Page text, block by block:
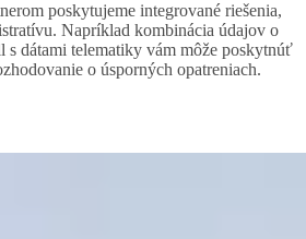
poskytujeme integrované riešenia,
Napríklad kombinácia údajov o
s dátami telematiky vám môže poskytnúť
o úsporných opatreniach.